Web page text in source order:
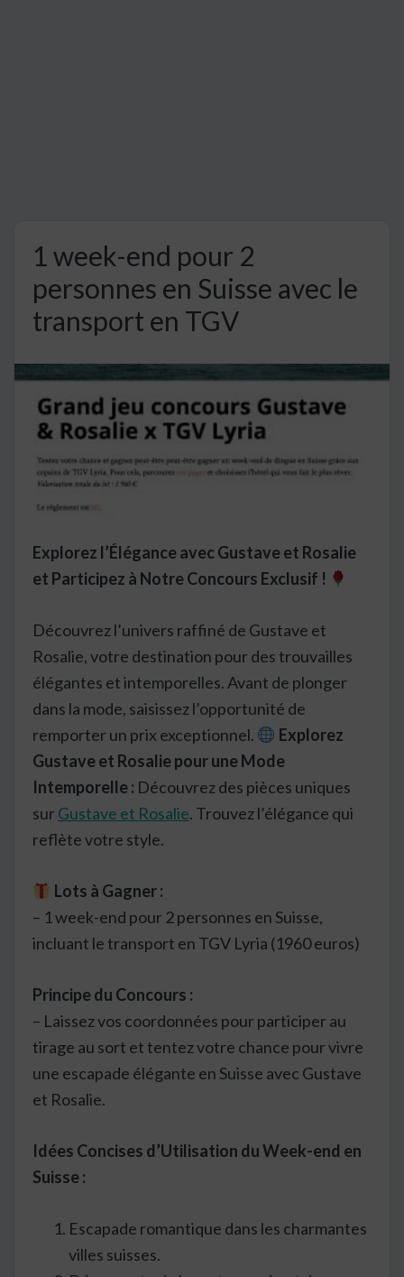
1 week-end pour 2
personnes en Suisse avec le
transport en TGV
Explorez l’Élégance avec Gustave et Rosalie
et Participez à Notre Concours Exclusif !
Découvrez l’univers raffiné de Gustave et
Rosalie, votre destination pour des trouvailles
élégantes et intemporelles. Avant de plonger
dans la mode, saisissez l’opportunité de
remporter un prix exceptionnel.
Explorez
Gustave et Rosalie pour une Mode
Intemporelle : Découvrez des pièces uniques
surGustave et Rosalie. Trouvez l’élégance qui
reflète votre style.
Lots à Gagner :
– 1 week-end pour 2 personnes en Suisse,
incluant le transport en TGV Lyria (1960 euros)
Principe du Concours :
– Laissez vos coordonnées pour participer au
tirage au sort et tentez votre chance pour vivre
une escapade élégante en Suisse avec Gustave
et Rosalie.
Idées Concises d’Utilisation du Week-end en
Suisse :
Escapade romantique dans les charmantes
villes suisses.